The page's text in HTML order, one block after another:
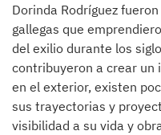
Dorinda Rodríguez
gallegas que
del exilio durante los
contribuyeron a crear
en el exterior, existen
sus trayectorias y
visibilidad a su vida y